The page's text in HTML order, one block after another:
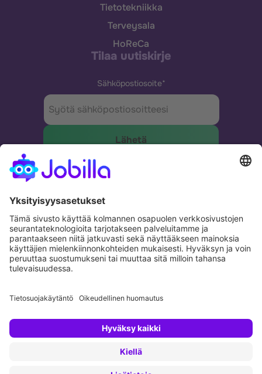
Tietotekniikka
Terveysala
HoReCa
Tilaa uutiskirje
Sähköpostiosoite*
Tehokkain tapa yhdistää yritykset ja ihmiset.
Potential. Fulfilled.